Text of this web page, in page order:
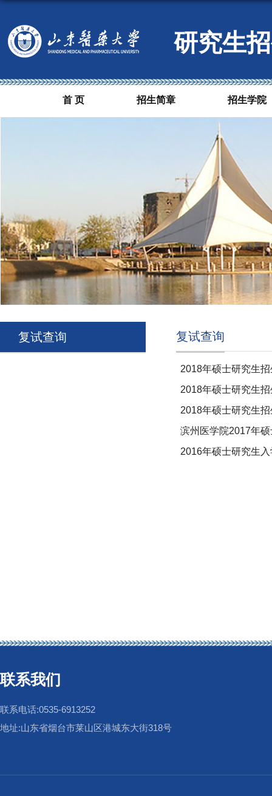
研究生
首 页 招生简章 招生学院
复试查询 复试查询
2018年硕士研究生
2018年硕士研究生
2018年硕士研究生
滨州医学院2017年
2016年硕士研究生
联系我们
联系电话:0535-6913252
地址:山东省烟台市莱山区港城东大街318号